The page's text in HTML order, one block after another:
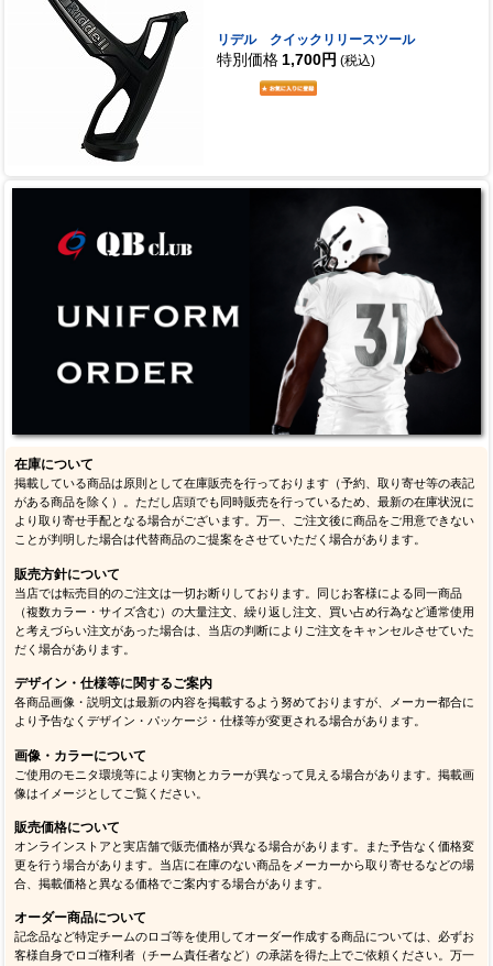
リデル クイックリリースツール
特別価格 1,700円 (税込)
在庫について
掲載している商品は原則として在庫販売を行っております（予約、取り寄せ等の表記
がある商品を除く）。ただし店頭でも同時販売を行っているため、最新の在庫状況に
より取り寄せ手配となる場合がございます。万一、ご注文後に商品をご用意できない
ことが判明した場合は代替商品のご提案をさせていただく場合があります。
販売方針について
当店では転売目的のご注文は一切お断りしております。同じお客様による同一商品
（複数カラー・サイズ含む）の大量注文、繰り返し注文、買い占め行為など通常使用
と考えづらい注文があった場合は、当店の判断によりご注文をキャンセルさせていた
だく場合があります。
デザイン・仕様等に関するご案内
各商品画像・説明文は最新の内容を掲載するよう努めておりますが、メーカー都合に
より予告なくデザイン・パッケージ・仕様等が変更される場合があります。
画像・カラーについて
ご使用のモニタ環境等により実物とカラーが異なって見える場合があります。掲載画
像はイメージとしてご覧ください。
販売価格について
オンラインストアと実店舗で販売価格が異なる場合があります。また予告なく価格変
更を行う場合があります。当店に在庫のない商品をメーカーから取り寄せるなどの場
合、掲載価格と異なる価格でご案内する場合があります。
オーダー商品について
記念品など特定チームのロゴ等を使用してオーダー作成する商品については、必ずお
客様自身でロゴ権利者（チーム責任者など）の承諾を得た上でご依頼ください。万一